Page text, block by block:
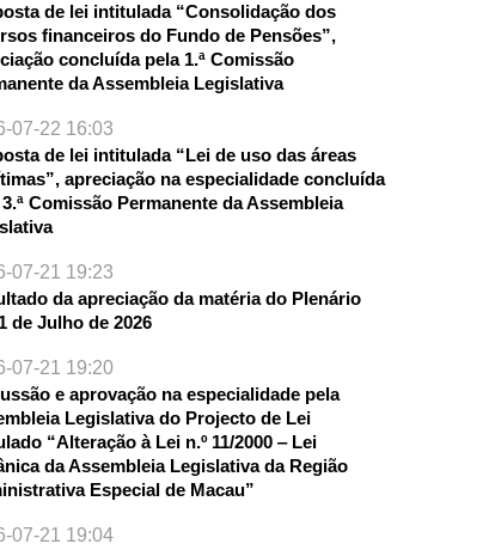
de lei intitulada “Consolidação dos
financeiros do Fundo de Pensões”,
concluída pela 1.ª Comissão
da Assembleia Legislativa
07-22 16:03
de lei intitulada “Lei de uso das áreas
apreciação na especialidade concluída
Comissão Permanente da Assembleia
07-21 19:23
da apreciação da matéria do Plenário
de Julho de 2026
07-21 19:20
e aprovação na especialidade pela
Legislativa do Projecto de Lei
“Alteração à Lei n.º 11/2000 ‒ Lei
da Assembleia Legislativa da Região
Especial de Macau”
07-21 19:04